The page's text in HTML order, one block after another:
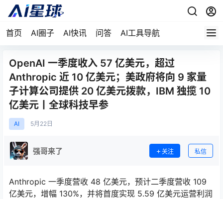
首页 AI圈子 AI快讯 问答 AI工具导航
OpenAI 一季度收入 57 亿美元，超过
Anthropic 近 10 亿美元；美政府将向 9 家量
子计算公司提供 20 亿美元拨款，IBM 独揽 10
亿美元丨全球科技早参
AI 5月 22日
强哥来了 关注 私信
Anthropic 一季度营收 48 亿美元，预计二季度营收 109
亿美元，增幅 130%，并将首度实现 5.59 亿美元运营利润